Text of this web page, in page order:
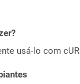
usá-lo com